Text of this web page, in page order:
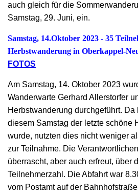
auch gleich für die
Samstag, 29. Juni, ein.
Samstag, 14.Oktober 2023 - 35
Herbstwanderung in Oberkappel-
FOTOS
Am Samstag, 14. Oktober 2023
Wanderwarte Gerhard Allerstorfer
Herbstwanderung durchgeführt. Da
diesem Samstag der letzte schöne
wurde, nutzten dies nicht weniger
zur Teilnahme. Die
überrascht, aber auch erfreut, über
Teilnehmerzahl. Die Abfahrt war
vom Postamt auf der